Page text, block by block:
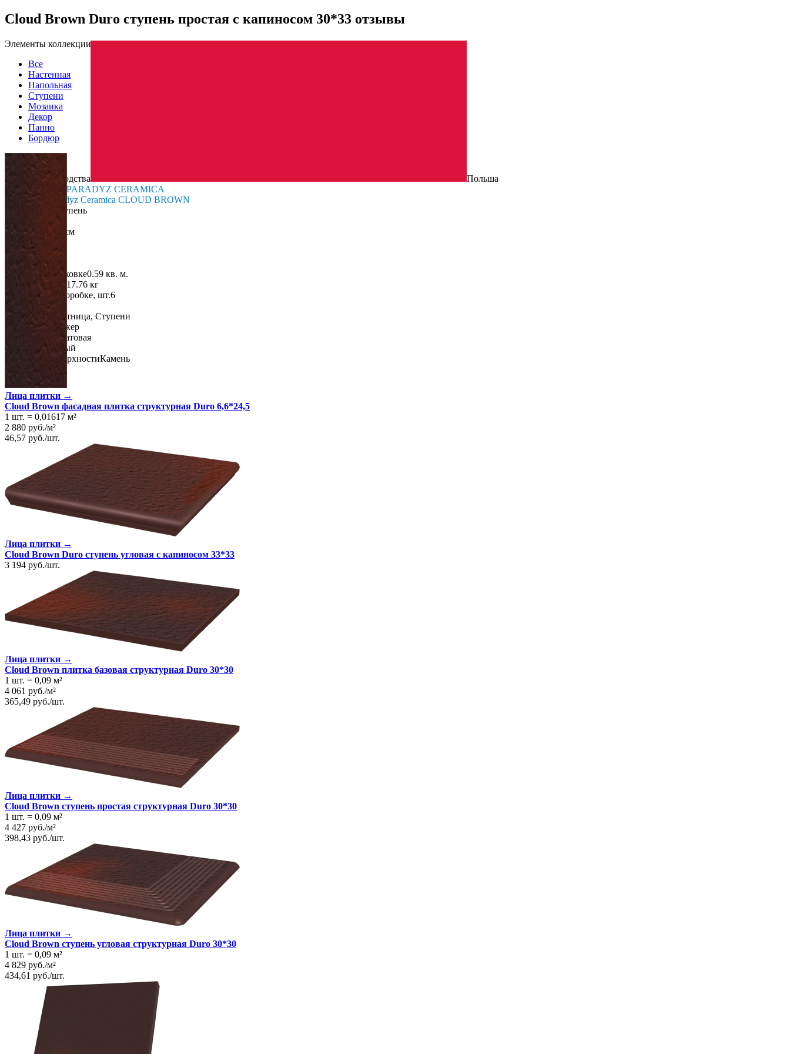
Страна производства
Польша
Производитель PARADYZ CERAMICA
Коллекция
Paradyz Ceramica CLOUD BROWN
Ступень
Размеры
30х33 см
Ширина
30 см
33 см
Площадь в упаковке0.59 кв. м.
Вес 1 упаковки 17.76 кг
Количество в коробке, шт.6
Свойства
Назначение
Лестница, Ступени
МатериалКлинкер
Матовая
Коричневый
Имитация поверхностиКамень
Cloud Brown Duro ступень простая с капиносом 30*33 отзывы
Элементы коллекции
Все
Настенная
Напольная
Ступени
Мозаика
Декор
Панно
Бордюр
Лица плитки →
Cloud Brown фасадная плитка структурная Duro 6,6*24,5
1 шт. = 0,01617 м²
2 880 руб./м²
46,57 руб./шт.
Лица плитки →
Cloud Brown Duro ступень угловая с капиносом 33*33
3 194 руб./шт.
Лица плитки →
Cloud Brown плитка базовая структурная Duro 30*30
1 шт. = 0,09 м²
4 061 руб./м²
365,49 руб./шт.
Лица плитки →
Cloud Brown ступень простая структурная Duro 30*30
1 шт. = 0,09 м²
4 427 руб./м²
398,43 руб./шт.
Лица плитки →
Cloud Brown ступень угловая структурная Duro 30*30
1 шт. = 0,09 м²
4 829 руб./м²
434,61 руб./шт.